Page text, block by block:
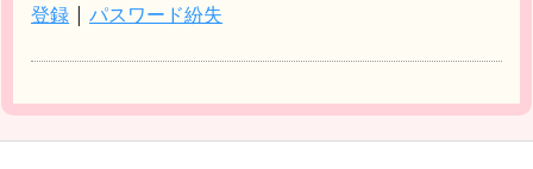
登録 | パスワード紛失